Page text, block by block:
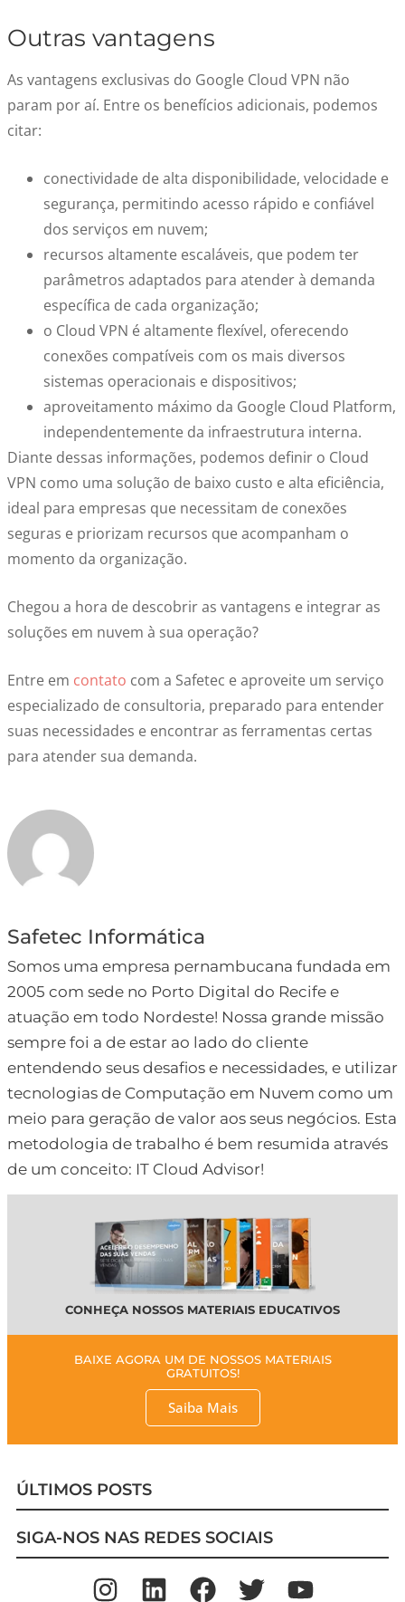
Outras vantagens
As vantagens exclusivas do Google Cloud VPN não
param por aí. Entre os benefícios adicionais, podemos
citar:
conectividade de alta disponibilidade, velocidade e
segurança, permitindo acesso rápido e confiável
dos serviços em nuvem;
recursos altamente escaláveis, que podem ter
parâmetros adaptados para atender à demanda
específica de cada organização;
o Cloud VPN é altamente flexível, oferecendo
conexões compatíveis com os mais diversos
sistemas operacionais e dispositivos;
aproveitamento máximo da Google Cloud Platform,
independentemente da infraestrutura interna.
Diante dessas informações, podemos definir o Cloud
VPN como uma solução de baixo custo e alta eficiência,
ideal para empresas que necessitam de conexões
seguras e priorizam recursos que acompanham o
momento da organização.
Chegou a hora de descobrir as vantagens e integrar as
soluções em nuvem à sua operação?
Entre em contato com a Safetec e aproveite um serviço
especializado de consultoria, preparado para entender
suas necessidades e encontrar as ferramentas certas
para atender sua demanda.
Safetec Informática
Somos uma empresa pernambucana fundada em
2005 com sede no Porto Digital do Recife e
atuação em todo Nordeste! Nossa grande missão
sempre foi a de estar ao lado do cliente
entendendo seus desafios e necessidades, e utilizar
tecnologias de Computação em Nuvem como um
meio para geração de valor aos seus negócios. Esta
metodologia de trabalho é bem resumida através
de um conceito: IT Cloud Advisor!
CONHEÇA NOSSOS MATERIAIS EDUCATIVOS
BAIXE AGORA UM DE NOSSOS MATERIAIS
GRATUITOS!
Saiba Mais
ÚLTIMOS POSTS
SIGA-NOS NAS REDES SOCIAIS